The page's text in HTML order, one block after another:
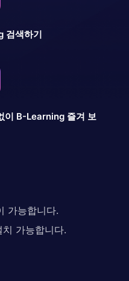
검색하기
이 B-Learning 즐겨 보
가능합니다.
가능합니다.